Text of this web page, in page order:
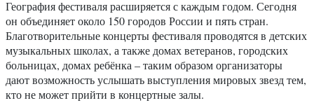
География фестиваля расширяется с каждым годом. Сегодня
он объединяет около 150 городов России и пять стран.
Благотворительные концерты фестиваля проводятся в детских
музыкальных школах, а также домах ветеранов, городских
больницах, домах ребёнка – таким образом организаторы
дают возможность услышать выступления мировых звезд тем,
кто не может прийти в концертные залы.